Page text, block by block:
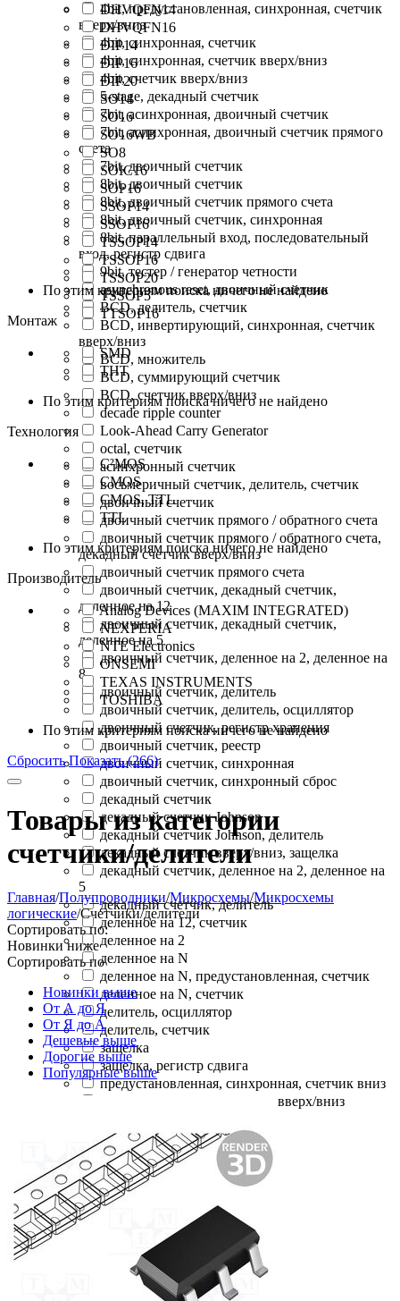
4bit, предустановленная, синхронная, счетчик
вверх/вниз
4bit, синхронная, счетчик
4bit, синхронная, счетчик вверх/вниз
4bit, счетчик вверх/вниз
5-stage, декадный счетчик
7bit, асинхронная, двоичный счетчик
7bit, асинхронная, двоичный счетчик прямого
счета
7bit, двоичный счетчик
8bit, двоичный счетчик
8bit, двоичный счетчик прямого счета
8bit, двоичный счетчик, синхронная
8bit, параллельный вход, последовательный
вход, регистр сдвига
9bit, тестер / генератор четности
asynchronous reset, двоичный счетчик
BCD, делитель, счетчик
BCD, инвертирующий, синхронная, счетчик
вверх/вниз
BCD, множитель
BCD, суммирующий счетчик
BCD, счетчик вверх/вниз
decade ripple counter
Look-Ahead Carry Generator
octal, счетчик
асинхронный счетчик
восьмеричный счетчик, делитель, счетчик
двоичный счетчик
двоичный счетчик прямого / обратного счета
двоичный счетчик прямого / обратного счета,
декадный счетчик вверх/вниз
двоичный счетчик прямого счета
двоичный счетчик, декадный счетчик,
деленное на 12
двоичный счетчик, декадный счетчик,
деленное на 5
двоичный счетчик, деленное на 2, деленное на
8
двоичный счетчик, делитель
двоичный счетчик, делитель, осциллятор
двоичный счетчик, регистр хранения
двоичный счетчик, реестр
двоичный счетчик, синхронная
двоичный счетчик, синхронный сброс
декадный счетчик
декадный счетчик Johnson
декадный счетчик Johnson, делитель
декадный счетчик вверх/вниз, защелка
декадный счетчик, деленное на 2, деленное на
5
декадный счетчик, делитель
деленное на 12, счетчик
деленное на 2
деленное на N
деленное на N, предустановленная, счетчик
деленное на N, счетчик
делитель, осциллятор
делитель, счетчик
защелка
защелка, регистр сдвига
предустановленная, синхронная, счетчик вниз
предустановленная, счетчик вверх/вниз
счетчик вверх/вниз
DHVQFN14
DHVQFN16
DIP14
DIP16
DIP20
SO14
SO16
SO16WB
SO8
SOIC16
SOP16
SSOP14
SSOP16
TSSOP14
TSSOP16
TSSOP20
TSSOP5
TTSOP16
По этим критериям поиска ничего не найдено
Монтаж
SMD
THT
По этим критериям поиска ничего не найдено
Технология
C²MOS
CMOS
CMOS, TTL
TTL
По этим критериям поиска ничего не найдено
Производитель
Analog Devices (MAXIM INTEGRATED)
NEXPERIA
NTE Electronics
ONSEMI
TEXAS INSTRUMENTS
TOSHIBA
По этим критериям поиска ничего не найдено
Сбросить Показать (266)
Товары из категории
счетчики/делители
Главная/Полупроводники/Микросхемы/Микросхемы
логические/Счетчики/делители
Сортировать по:
Новинки ниже
Сортировать по
Новинки выше
От А до Я
От Я до А
Дешевые выше
Дорогие выше
Популярные выше